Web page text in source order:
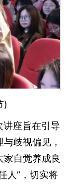
)
座旨在引导
歧视偏见，
自觉养成良
人”，切实将